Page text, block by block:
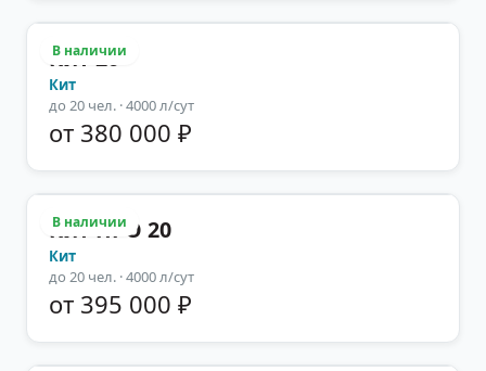
В наличии
Кит 20
Кит
до 20 чел. · 4000 л/сут
от 380 000 ₽
В наличии
Кит ПРО 20
Кит
до 20 чел. · 4000 л/сут
от 395 000 ₽